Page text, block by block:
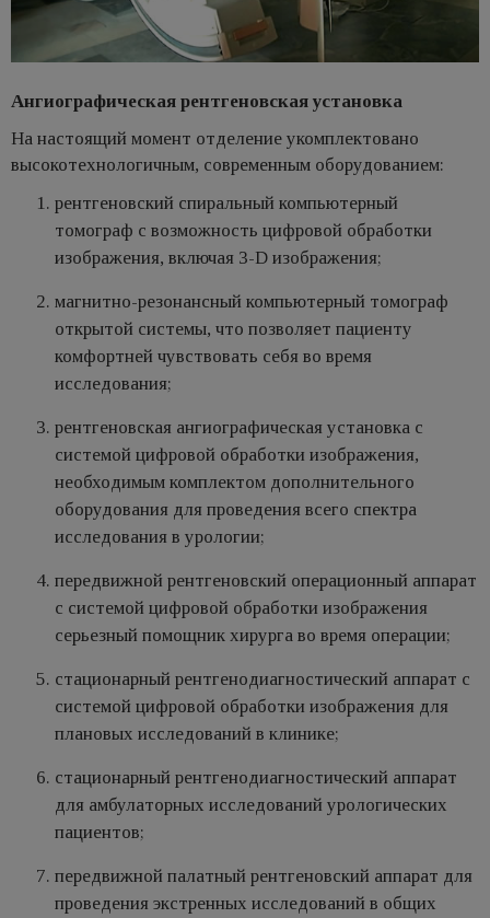
Ангиографическая рентгеновская установка
На настоящий момент отделение укомплектовано
высокотехнологичным, современным оборудованием:
рентгеновский спиральный компьютерный
томограф с возможность цифровой обработки
изображения, включая 3-D изображения;
магнитно-резонансный компьютерный томограф
открытой системы, что позволяет пациенту
комфортней чувствовать себя во время
исследования;
рентгеновская ангиографическая установка с
системой цифровой обработки изображения,
необходимым комплектом дополнительного
оборудования для проведения всего спектра
исследования в урологии;
передвижной рентгеновский операционный аппарат
с системой цифровой обработки изображения
серьезный помощник хирурга во время операции;
стационарный рентгенодиагностический аппарат с
системой цифровой обработки изображения для
плановых исследований в клинике;
стационарный рентгенодиагностический аппарат
для амбулаторных исследований урологических
пациентов;
передвижной палатный рентгеновский аппарат для
проведения экстренных исследований в общих